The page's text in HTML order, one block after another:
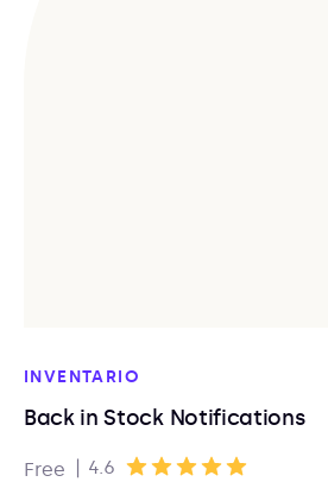
INVENTARIO
Back in Stock Notifications
Free 4.6